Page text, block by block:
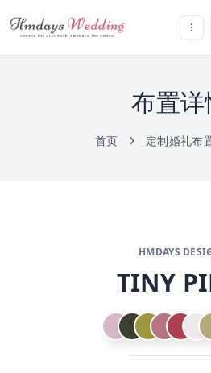
布置详
首页 定制婚礼布
HMDAYS
TINY